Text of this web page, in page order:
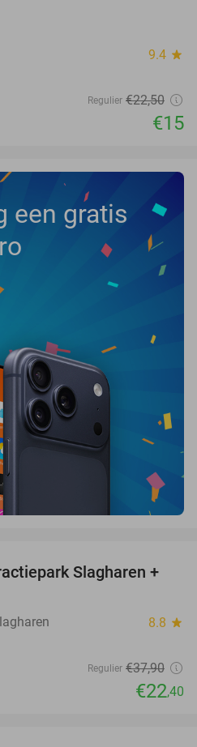
9.4 star
Regulier €22,50
€15
een gratis
41%
Slagharen +
8.8 star
Regulier €37,90
€22,40